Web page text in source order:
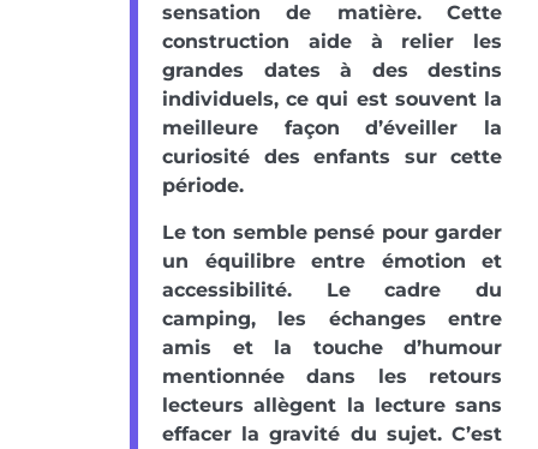
sensation de matière. Cette
construction aide à relier les
grandes dates à des destins
individuels, ce qui est souvent la
meilleure façon d’éveiller la
curiosité des enfants sur cette
période.
Le ton semble pensé pour garder
un équilibre entre émotion et
accessibilité. Le cadre du
camping, les échanges entre
amis et la touche d’humour
mentionnée dans les retours
lecteurs allègent la lecture sans
effacer la gravité du sujet. C’est